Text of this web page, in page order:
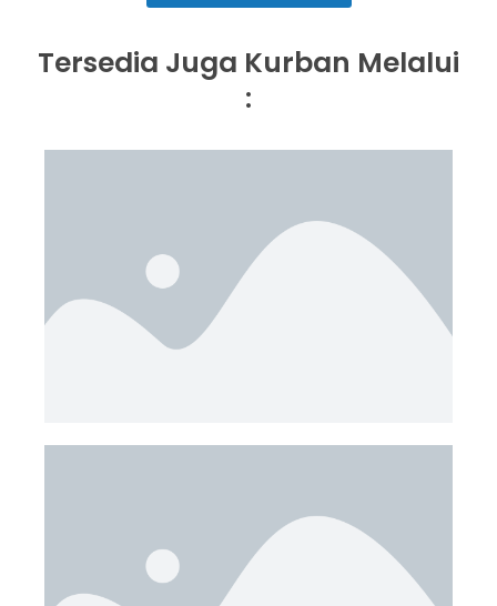
Tersedia Juga Kurban Melalui
: